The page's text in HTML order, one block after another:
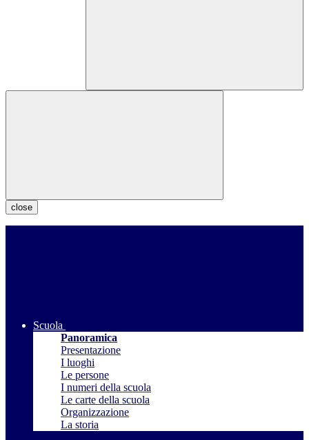
close
Scuola
Panoramica
Presentazione
I luoghi
Le persone
I numeri della scuola
Le carte della scuola
Organizzazione
La storia